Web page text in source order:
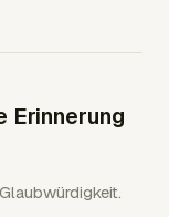
Erinnerung